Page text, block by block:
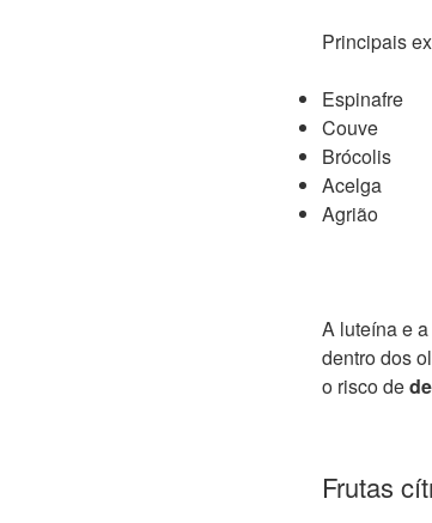
Principais
Espinafre
Couve
Brócolis
Acelga
Agrião
A luteína e
dentro dos
o risco de
Frutas